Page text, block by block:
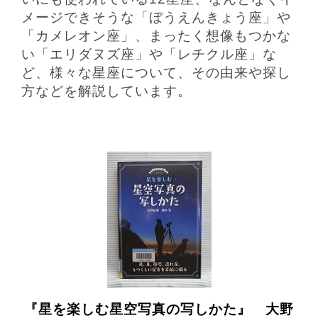
メージできそうな「ぼうえんきょう座」や
「カメレオン座」、まったく想像もつかな
い「エリダヌズ座」や「レチクル座」な
ど、様々な星座について、その由来や探し
方などを解説しています。
『星を楽しむ星空写真の写しかた』 大野